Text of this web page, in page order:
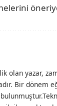
olan yazar,
Bir dönem